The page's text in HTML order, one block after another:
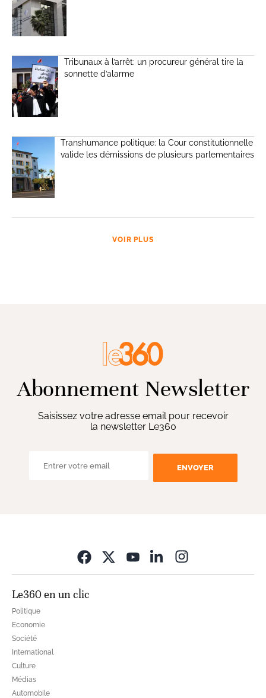
Tribunaux à l’arrêt: un procureur général tire la
sonnette d’alarme
Transhumance politique: la Cour constitutionnelle
valide les démissions de plusieurs parlementaires
VOIR PLUS
Abonnement Newsletter
Saisissez votre adresse email pour recevoir
la newsletter Le360
ENVOYER
Le360 en un clic
Politique
Economie
Société
International
Culture
Médias
Automobile